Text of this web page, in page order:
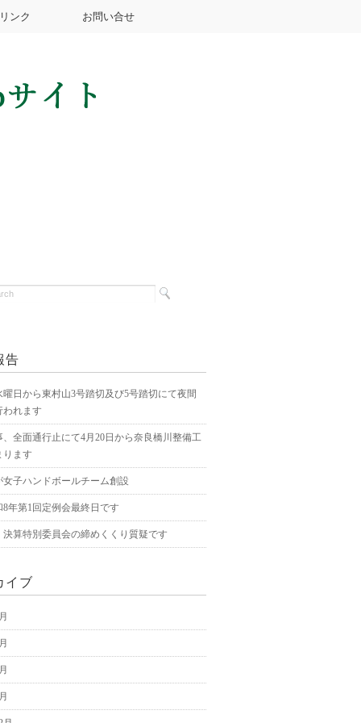
リンク お問い合せ
告
曜日から東村山3号踏切及び5号踏切にて夜間
われます
、全面通行止にて4月20日から奈良橋川整備工
ります
女子ハンドボールチーム創設
8年第1回定例会最終日です
決算特別委員会の締めくくり質疑です
イブ